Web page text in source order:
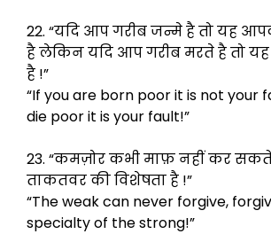
22. “यदि आप गरीब जन्मे है तो यह
है लेकिन यदि आप गरीब मरते है तो
है !”
“If you are born poor it is not your
die poor it is your fault!”
23. “कमज़ोर कभी माफ़ नहीं कर सकतें,
ताकतवर की विशेषता है !”
“The weak can never forgive,
specialty of the strong!”